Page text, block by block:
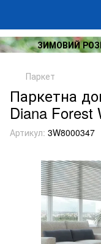
ЗИМОВИЙ
Паркет
Паркетна
Diana Forest
Артикул: 3W8000347